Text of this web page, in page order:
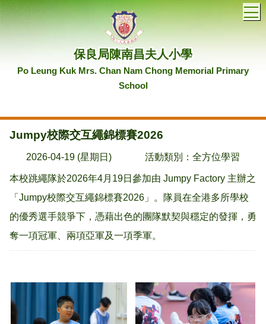
保良局陳南昌夫人小學
Po Leung Kuk Mrs. Chan Nam Chong Memorial Primary
School
Jumpy校際交互繩錦標賽2026
2026-04-19 (星期日) 活動類別：全方位學習
本校跳繩隊於2026年4月19日參加由 Jumpy Factory 主辦之
「Jumpy校際交互繩錦標賽2026」。隊員在全港多所學校
的優秀選手競爭下，憑藉出色的團隊默契與穩定的發揮，勇
奪一項冠軍、兩項亞軍及一項季軍。